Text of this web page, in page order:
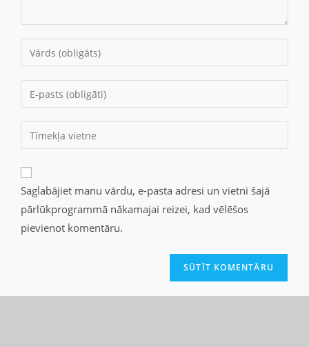
Saglabājiet manu vārdu, e-pasta adresi un vietni šajā
pārlūkprogrammā nākamajai reizei, kad vēlēšos
pievienot komentāru.